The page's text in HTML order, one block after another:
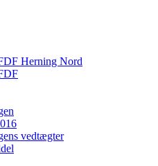
Herning Nord
vedtægter